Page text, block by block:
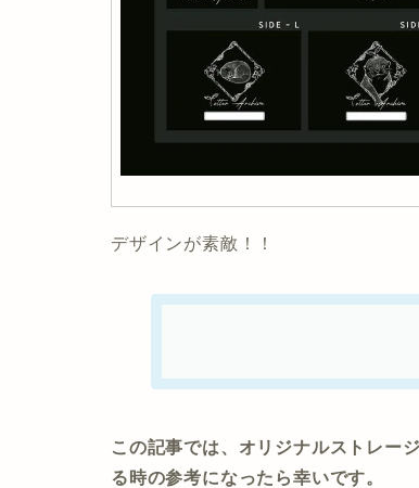
デザインが素敵！！
この記事では、オリジナルストレー
る時の参考になったら幸いです。